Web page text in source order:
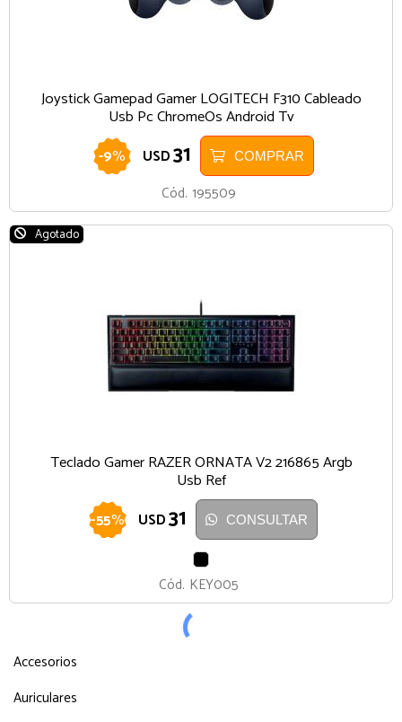
Accesorios
Auriculares
Joystick Gamepad Gamer LOGITECH F310 Cableado
Usb Pc ChromeOs Android Tv
-9% USD31 COMPRAR
Cód. 195509
Agotado
Teclado Gamer RAZER ORNATA V2 216865 Argb
Usb Ref
-55% USD31 CONSULTAR
Cód. KEY005